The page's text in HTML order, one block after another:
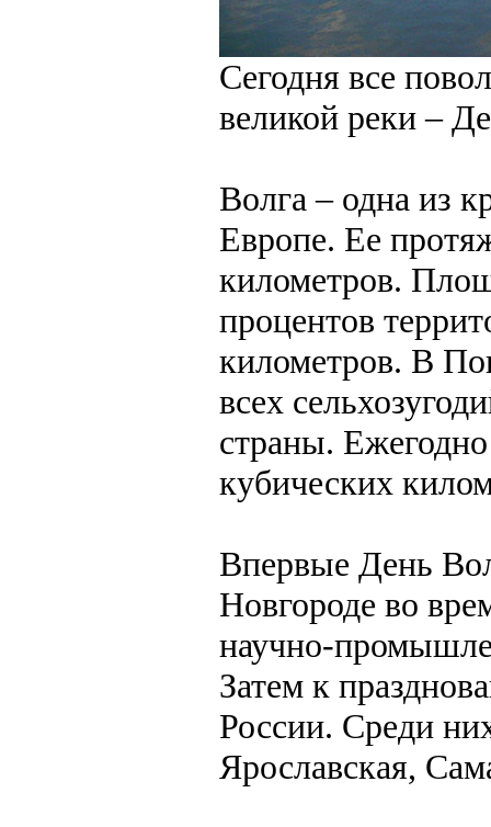
Сегодня все
великой реки –
Волга – одна из
Европе. Ее
километров.
процентов
километров. В
всех
страны.
кубических
Впервые День
Новгороде во
научно-
Затем к
России. Среди
Ярославская,